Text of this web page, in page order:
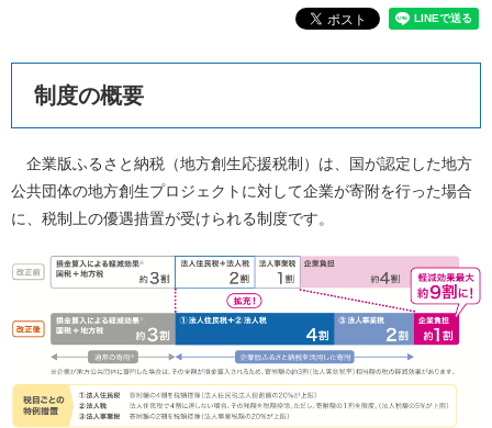
制度の概要
企業版ふるさと納税（地方創生応援税制）は、国が認定した地方
公共団体の地方創生プロジェクトに対して企業が寄附を行った場合
に、税制上の優遇措置が受けられる制度です。